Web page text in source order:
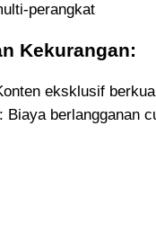
perangkat
Kekurangan:
eksklusif
Biaya berlangganan